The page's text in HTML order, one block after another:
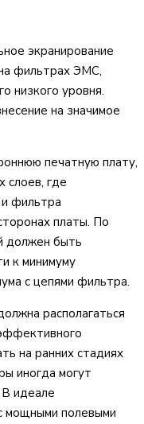
экранирование
фильтрах ЭМС,
низкого уровня.
на значимое
печатную плату,
слоев, где
фильтра
платы. По
должен быть
к минимуму
с цепями фильтра.
располагаться
на ранних стадиях
иногда могут
В идеале
мощными полевыми